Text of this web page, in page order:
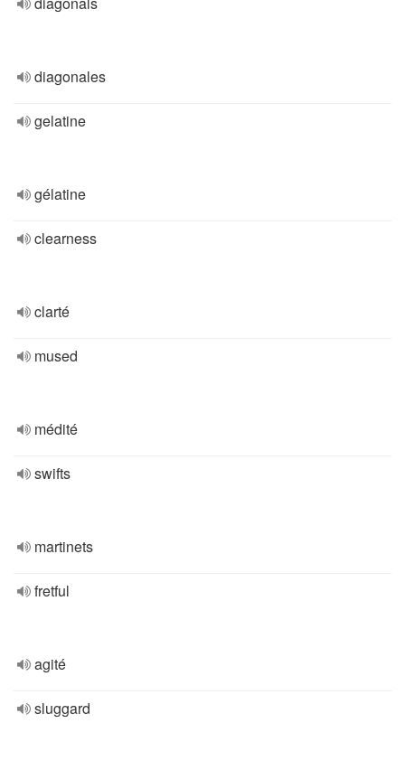
diagonales
gelatine
gélatine
clearness
clarté
mused
médité
swifts
martinets
fretful
agité
sluggard